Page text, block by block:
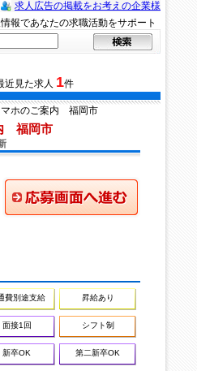
求人広告の掲載をお考えの企業様
報であなたの求職活動をサポート
近見た求人 1件
マホのご案内 福岡市
福岡市
応募画面へ進む
費別途支給 昇給あり
面接1回 シフト制
新卒OK 第二新卒OK